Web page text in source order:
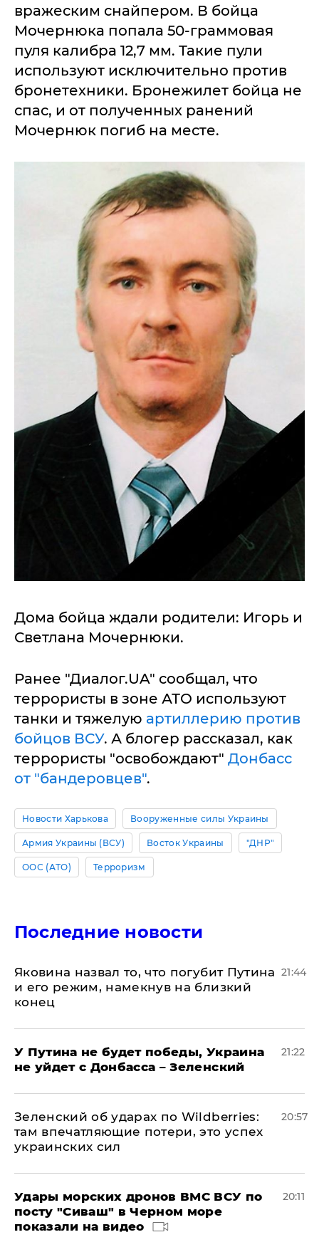
вражеским снайпером. В бойца
Мочернюка попала 50-граммовая
пуля калибра 12,7 мм. Такие пули
используют исключительно против
бронетехники. Бронежилет бойца не
спас, и от полученных ранений
Мочернюк погиб на месте.
Дома бойца ждали родители: Игорь и
Светлана Мочернюки.
Ранее "Диалог.UA" сообщал, что
террористы в зоне АТО используют
танки и тяжелую артиллерию против
бойцов ВСУ. А блогер рассказал, как
террористы "освобождают" Донбасс
от "бандеровцев".
Новости Харькова Вооруженные силы Украины
Армия Украины (ВСУ) Восток Украины "ДНР"
ООС (АТО) Терроризм
Последние новости
Яковина назвал то, что погубит Путина
и его режим, намекнув на близкий
конец
21:44
У Путина не будет победы, Украина
не уйдет с Донбасса – Зеленский
21:22
Зеленский об ударах по Wildberries:
там впечатляющие потери, это успех
украинских сил
20:57
Удары морских дронов ВМС ВСУ по
посту "Сиваш" в Черном море
показали на видео
20:11